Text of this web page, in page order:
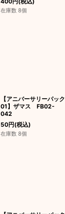
在庫数 8個
【アニバーサリーパック
01】ザマス FB02-
042
50円(税込)
在庫数 8個